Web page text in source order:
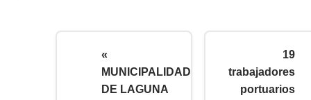
«
MUNICIPALIDAD
DE LAGUNA
19
trabajadores
portuarios